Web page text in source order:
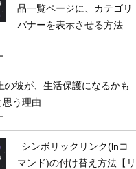
品一覧ページに、カテゴリ
バナーを表示させる方法
の彼が、生活保護になるかも
思う理由
シンボリックリンク(lnコ
マンド)の付け替え方法【リ